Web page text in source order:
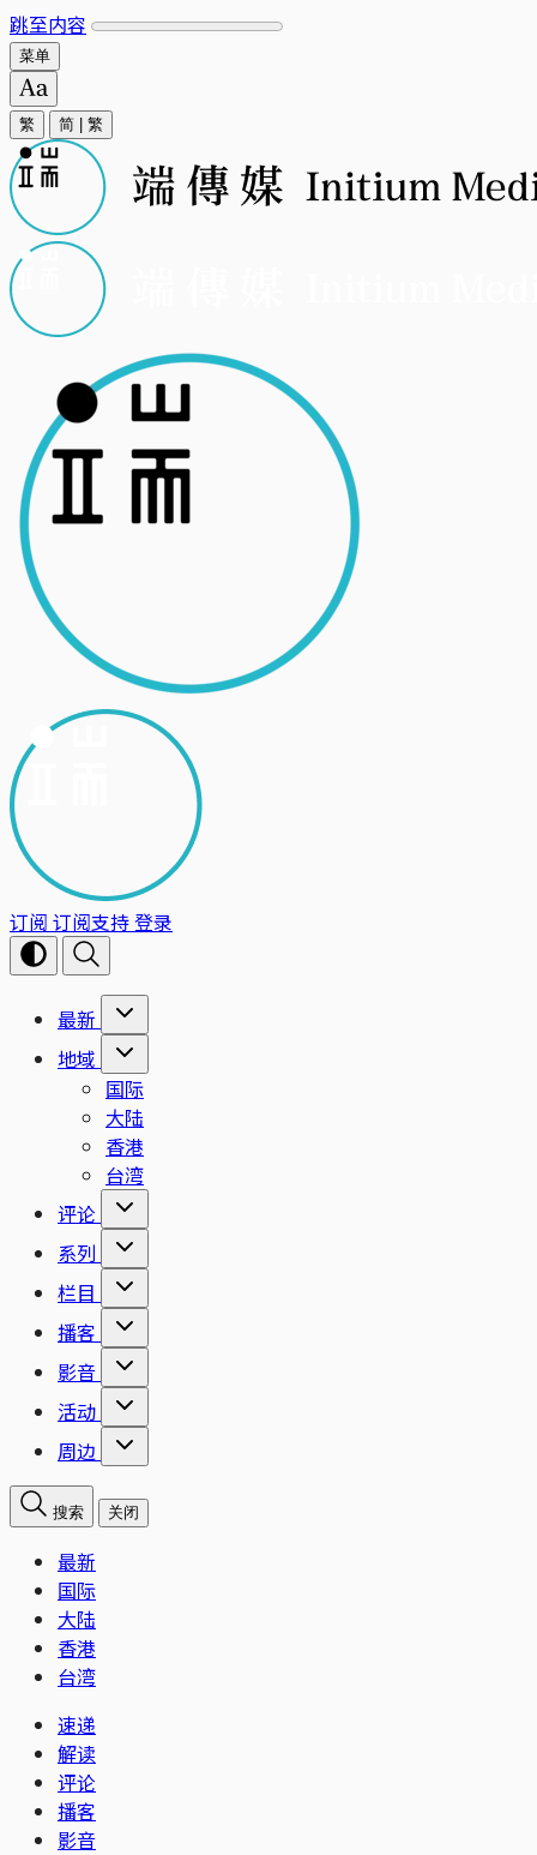
跳至内容
菜单
繁 简 繁
订阅 订阅支持登录
最新
地域
国际
大陆
香港
台湾
评论
系列
栏目
播客
影音
活动
周边
搜索 关闭
最新
国际
大陆
香港
台湾
速递
解读
评论
播客
影音